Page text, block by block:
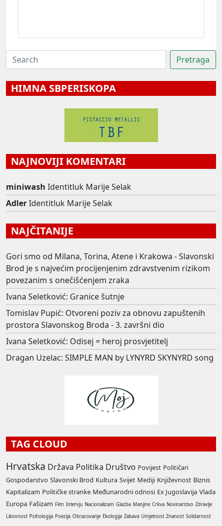
HIMNA SBPERISKOPA
NAJNOVIJI KOMENTARI
miniwash Identitluk Marije Selak
AdlerIdentitluk Marije Selak
NAJČITANIJE
Gori smo od Milana, Torina, Atene i Krakowa - Slavonski
Brod je s najvećim procijenjenim zdravstvenim rizikom
povezanim s onečišćenjem zraka
Ivana Seletković: Granice šutnje
Tomislav Pupić: Otvoreni poziv za obnovu zapuštenih
prostora Slavonskog Broda - 3. završni dio
Ivana Seletković: Odisej = heroj prosvjetitelj
Dragan Uzelac: SIMPLE MAN by LYNYRD SKYNYRD song
TAG CLOUD
Hrvatska Država Politika Društvo Povijest Političari
Gospodarstvo Slavonski Brod Kultura Svijet Mediji Književnost Biznis
Kapitalizam Političke stranke Međunarodni odnosi Ex Jugoslavija Vlada
Europa Fašizam Film Intervju Nacionalizam Glazba Manjine Crkva Novinarstvo Zdravlje
Likovnost Psihologija Poezija Obrazovanje Ekologija Zabava Umjetnost Znanost Solidarnost